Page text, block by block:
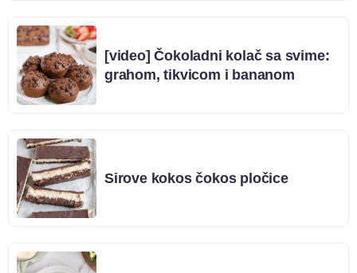
[video] Čokoladni kolač sa svime:
grahom, tikvicom i bananom
Sirove kokos čokos pločice